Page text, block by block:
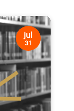
jul
31